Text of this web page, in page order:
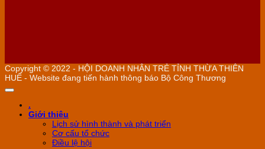
Copyright © 2022 - HỘI DOANH NHÂN TRẺ TỈNH THỪA THIÊN
HUẾ - Website đang tiến hành thông báo Bộ Công Thương
.
Giới thiệu
Lịch sử hình thành và phát triển
Cơ cấu tổ chức
Điều lệ hội